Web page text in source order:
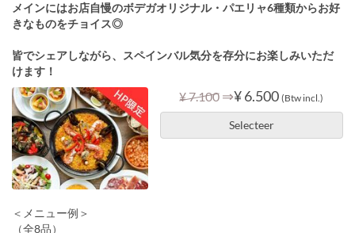
メインにはお店自慢のボデガオリジナル・パエリャ6種類からお好
きなものをチョイス◎
皆でシェアしながら、スペインバル気分を存分にお楽しみいただ
けます！
¥ 7.100 ⇒¥ 6.500 (Btw incl.)
Selecteer
＜メニュー例＞
（全8品）